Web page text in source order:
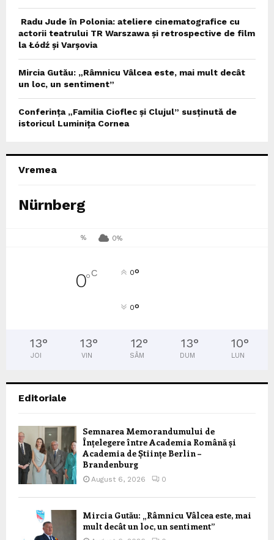
Radu Jude în Polonia: ateliere cinematografice cu
actorii teatrului TR Warszawa și retrospective de film
la Łódź și Varșovia
Mircia Gutău: „Râmnicu Vâlcea este, mai mult decât
un loc, un sentiment”
Conferința „Familia Cioflec și Clujul” susținută de
istoricul Luminița Cornea
Vremea
Nürnberg
% 0%
0°C 0°
0°
13°
JOI
13°
VIN
12°
SÂM
13°
DUM
10°
LUN
Editoriale
Semnarea Memorandumului de
Înțelegere între Academia Română și
Academia de Științe Berlin –
Brandenburg
August 6, 2026 0
Mircia Gutău: „Râmnicu Vâlcea este, mai
mult decât un loc, un sentiment”